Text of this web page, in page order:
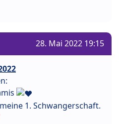
28. Mai 2022 19:15
1. Schwangerschaft.